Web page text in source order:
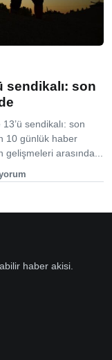
sendikalı: son
sendikalı: son
10 günlük haber
arasında...
haber akisi.